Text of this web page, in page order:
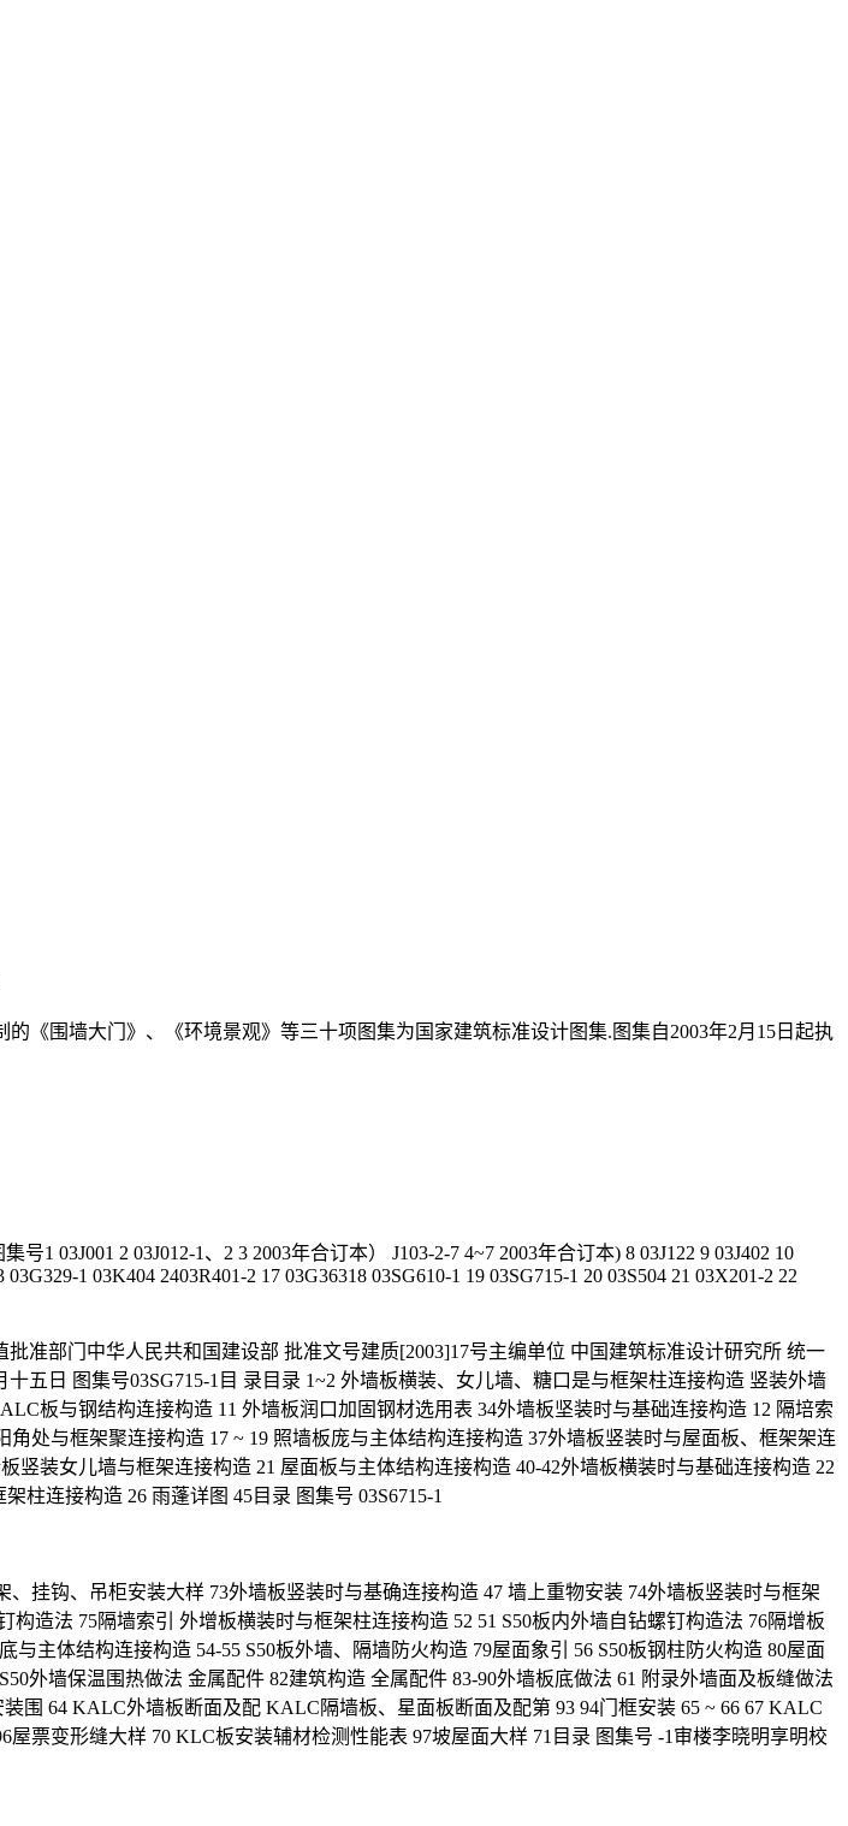
的《围墙大门》、《环境景观》等三十项图集为国家建筑标准设计图集.图集自2003年2月15日起执
1 03J001 2 03J012-1、2 3 2003年合订本） J103-2-7 4~7 2003年合订本) 8 03J122 9 03J402 10
1 03K404 2403R401-2 17 03G36318 03SG610-1 19 03SG715-1 20 03S504 21 03X201-2 22
准部门中华人民共和国建设部 批准文号建质[2003]17号主编单位 中国建筑标准设计研究所 统一
五日 图集号03SG715-1目 录目录 1~2 外墙板横装、女儿墙、糖口是与框架柱连接构造 竖装外墙
板与钢结构连接构造 11 外墙板润口加固钢材选用表 34外墙板坚装时与基础连接构造 12 隔培索
处与框架聚连接构造 17 ~ 19 照墙板庞与主体结构连接构造 37外墙板竖装时与屋面板、框架架连
装女儿墙与框架连接构造 21 屋面板与主体结构连接构造 40-42外墙板横装时与基础连接构造 22
柱连接构造 26 雨蓬详图 45目录 图集号 03S6715-1
挂钩、吊柜安装大样 73外墙板竖装时与基确连接构造 47 墙上重物安装 74外墙板竖装时与框架
造法 75隔墙索引 外增板横装时与框架柱连接构造 52 51 S50板内外墙自钻螺钉构造法 76隔增板
主体结构连接构造 54-55 S50板外墙、隔墙防火构造 79屋面象引 56 S50板钢柱防火构造 80屋面
外墙保温围热做法 金属配件 82建筑构造 全属配件 83-90外墙板底做法 61 附录外墙面及板缝做法
围 64 KALC外墙板断面及配 KALC隔墙板、星面板断面及配第 93 94门框安装 65 ~ 66 67 KALC
票变形缝大样 70 KLC板安装辅材检测性能表 97坡屋面大样 71目录 图集号 -1审楼李晓明享明校